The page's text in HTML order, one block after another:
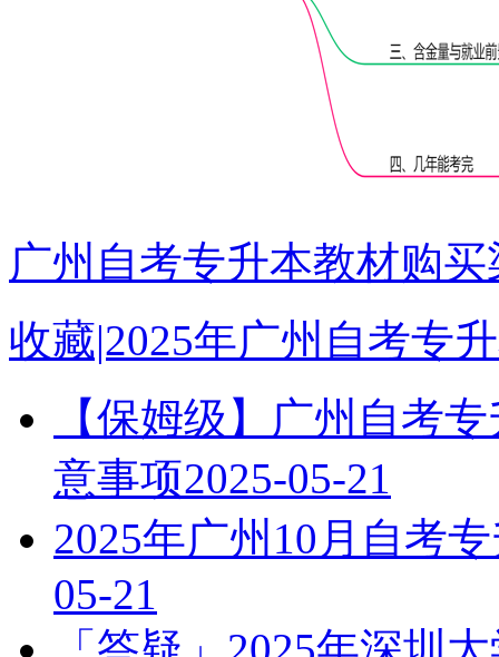
广州自考专升本教材购
收藏|2025年广州自考专
【保姆级】广州自考
意事项2025-05-21
2025年广州10月自考
05-21